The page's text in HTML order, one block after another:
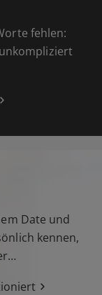
fehlen:
Date und
kennen,